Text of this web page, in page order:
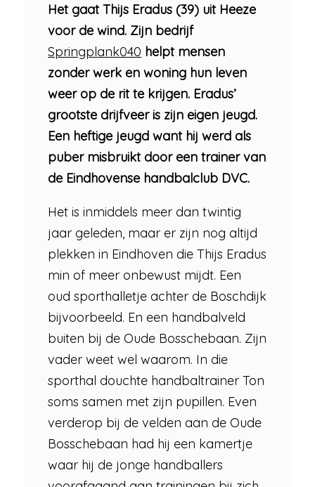
Het gaat Thijs Eradus (39) uit Heeze
voor de wind. Zijn bedrijf
Springplank040 helpt mensen
zonder werk en woning hun leven
weer op de rit te krijgen. Eradus’
grootste drijfveer is zijn eigen jeugd.
Een heftige jeugd want hij werd als
puber misbruikt door een trainer van
de Eindhovense handbalclub DVC.
Het is inmiddels meer dan twintig
jaar geleden, maar er zijn nog altijd
plekken in Eindhoven die Thijs Eradus
min of meer onbewust mijdt. Een
oud sporthalletje achter de Boschdijk
bijvoorbeeld. En een handbalveld
buiten bij de Oude Bosschebaan. Zijn
vader weet wel waarom. In die
sporthal douchte handbaltrainer Ton
soms samen met zijn pupillen. Even
verderop bij de velden aan de Oude
Bosschebaan had hij een kamertje
waar hij de jonge handballers